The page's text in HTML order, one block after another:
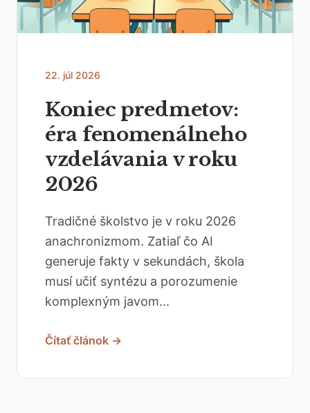
22. júl 2026
Koniec predmetov:
éra fenomenálneho
vzdelávania v roku
2026
Tradičné školstvo je v roku 2026
anachronizmom. Zatiaľ čo AI
generuje fakty v sekundách, škola
musí učiť syntézu a porozumenie
komplexným javom...
Čítať článok →